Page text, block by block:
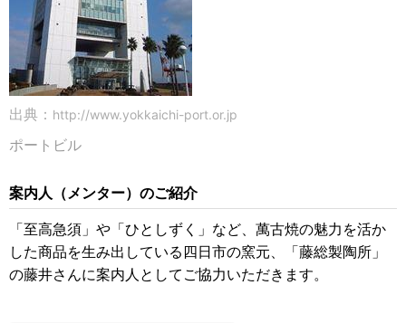
出典： http://www.yokkaichi-port.or.jp
ポートビル
案内人（メンター）のご紹介
「至高急須」や「ひとしずく」など、萬古焼の魅力を活か
した商品を生み出している四日市の窯元、「藤総製陶所」
の藤井さんに案内人としてご協力いただきます。